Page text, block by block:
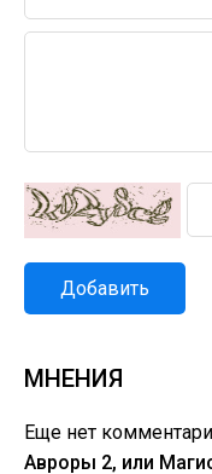
Добавить
МНЕНИЯ
Еще нет
Авроры 2, или